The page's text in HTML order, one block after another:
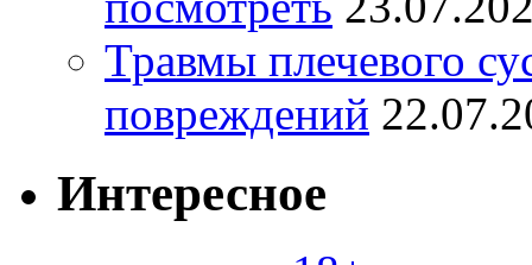
Травмы плечевого
повреждений
Интересное